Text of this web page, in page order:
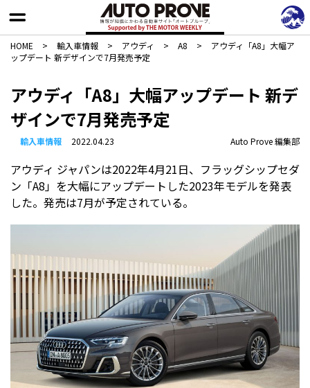
HOME > 輸入車情報 > アウディ > A8 >
アウディ「A8」大幅ア
ップデート 新デザインで7月発売予定
アウディ「A8」大幅アップデート 新デ
ザインで7月発売予定
輸入車情報 2022.04.23 Auto Prove 編集部
アウディ ジャパンは2022年4月21日、フラッグシップセダ
ン「A8」を大幅にアップデートした2023年モデルを発表
した。発売は7月が予定されている。